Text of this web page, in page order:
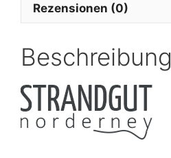
Rezensionen (0)
Beschreibung